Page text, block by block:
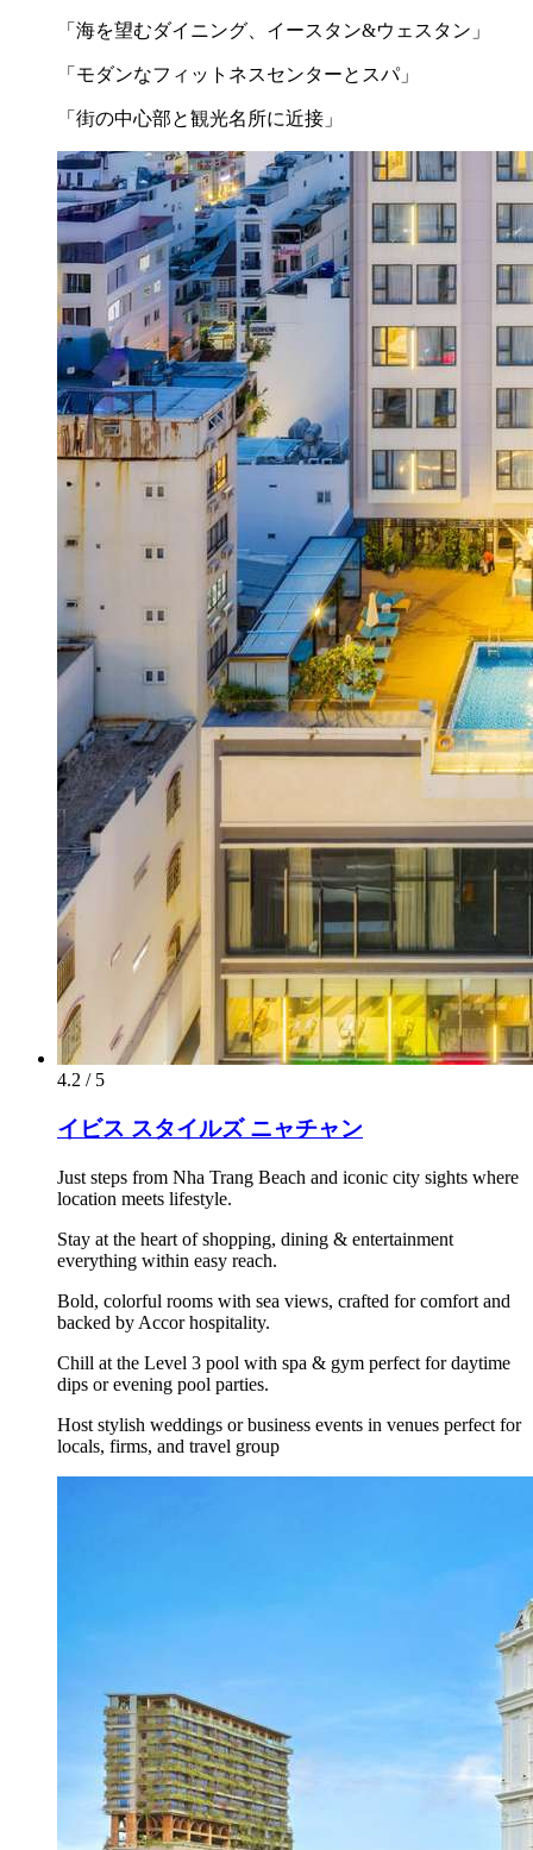
「海を望むダイニング、イースタン&ウェスタン」
「モダンなフィットネスセンターとスパ」
「街の中心部と観光名所に近接」
4.2 / 5
イビス スタイルズ ニャチャン
Just steps from Nha Trang Beach and iconic city sights where
location meets lifestyle.
Stay at the heart of shopping, dining & entertainment
everything within easy reach.
Bold, colorful rooms with sea views, crafted for comfort and
backed by Accor hospitality.
Chill at the Level 3 pool with spa & gym perfect for daytime
dips or evening pool parties.
Host stylish weddings or business events in venues perfect for
locals, firms, and travel group